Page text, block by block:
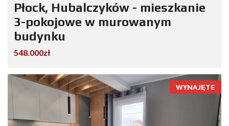
Płock, Hubalczyków - mieszkanie
3-pokojowe w murowanym
budynku
548.000zł
WYNAJĘTE